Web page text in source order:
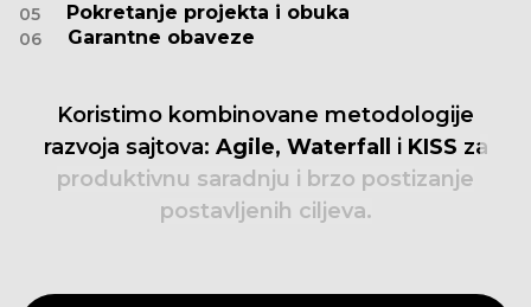
05 Pokretanje projekta i obuka
06 Garantne obaveze
Koristimo kombinovane metodologije
razvoja sajtova: Agile, Waterfall i KISS za
produktivnu saradnju i brzo postizanje
postavljenih ciljeva.